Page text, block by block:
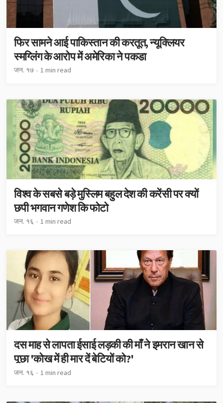
फिर सामने आई पाकिस्तान की करतूत, न्यूक्लियर
स्मग्लिंग के आरोप में अमेरिका ने पकड़ा
जन. १७ 1 min read
विश्व के सबसे बड़े मुस्लिम बहुल देश की करेंसी पर क्यों
छपी भगवान गणेश कि फोटो
जन. १६ 1 min read
दस माह से लापता ईसाई लड़की की माँ ने इमरान खान से
पूछा 'कोख में ही मार दें बेटियों को?'
जन. १६ 1 min read